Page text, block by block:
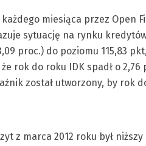
miesiąca przez Open
sytuację na rynku
proc.) do poziomu 115,83
że rok do roku IDK spadł o
został utworzony, by rok
z marca 2012 roku był